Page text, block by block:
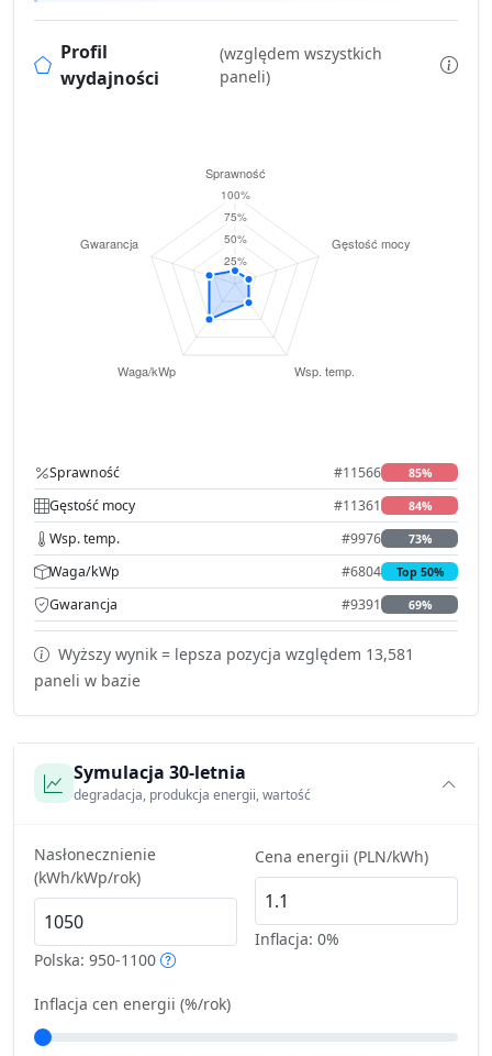
Profil
wydajności
(względem wszystkich
paneli)
Sprawność #11566 85%
Gęstość mocy #11361 84%
Wsp. temp. #9976 73%
Waga/kWp #6804 Top 50%
Gwarancja #9391 69%
Wyższy wynik = lepsza pozycja względem 13,581
paneli w bazie
Symulacja 30-letnia
degradacja, produkcja energii, wartość
Nasłonecznienie
(kWh/kWp/rok)
Polska: 950-1100
Cena energii (PLN/kWh)
Inflacja: 0%
Inflacja cen energii (%/rok)